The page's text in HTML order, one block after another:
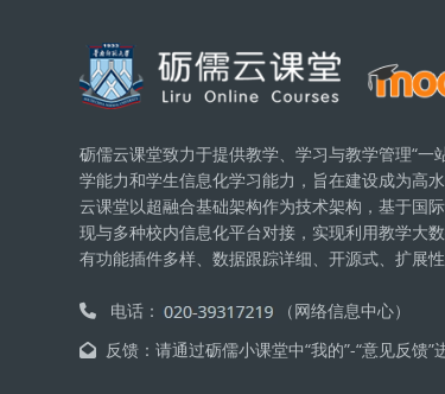
版块
砺儒云课堂致力于提供教学、学习与教学管理“一
学能力和学生信息化学习能力，旨在建设成为高
云课堂以超融合基础架构作为技术架构，基于国
现与多种校内信息化平台对接，实现利用教学大
有功能插件多样、数据跟踪详细、开源式、扩展
电话：
（网络信息中心）
反馈：请通过砺儒小课堂中“我的”-“意见反馈”